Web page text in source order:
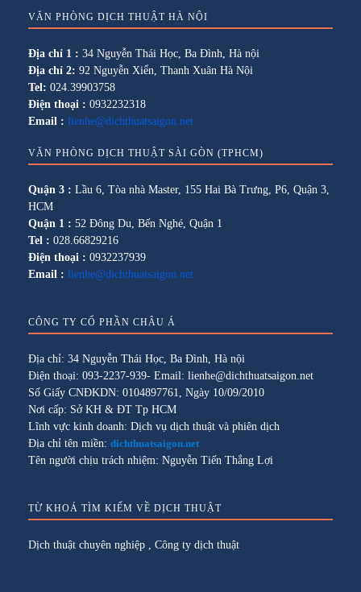
VĂN PHÒNG DỊCH THUẬT HÀ NỘI
Địa chỉ 1 : 34 Nguyễn Thái Học, Ba Đình, Hà nội
Địa chỉ 2: 92 Nguyễn Xiển, Thanh Xuân Hà Nội
Tel: 024.39903758
Điện thoại : 0932232318
Email : lienhe@dichthuatsaigon.net
VĂN PHÒNG DỊCH THUẬT SÀI GÒN (TPHCM)
Quận 3 : Lầu 6, Tòa nhà Master, 155 Hai Bà Trưng, P6, Quận 3,
HCM
Quận 1 : 52 Đông Du, Bến Nghé, Quận 1
Tel : 028.66829216
Điện thoại : 0932237939
Email : lienhe@dichthuatsaigon.net
CÔNG TY CỔ PHẦN CHÂU Á
Địa chỉ: 34 Nguyễn Thái Học, Ba Đình, Hà nội
Điện thoại: 093-2237-939- Email: lienhe@dichthuatsaigon.net
Số Giấy CNĐKDN: 0104897761, Ngày 10/09/2010
Nơi cấp: Sở KH & ĐT Tp HCM
Lĩnh vực kinh doanh: Dịch vụ dịch thuật và phiên dịch
Địa chỉ tên miền: dichthuatsaigon.net
Tên người chịu trách nhiệm: Nguyễn Tiến Thắng Lợi
TỪ KHOÁ TÌM KIẾM VỀ DỊCH THUẬT
Dịch thuật chuyên nghiệp Công ty dịch thuật